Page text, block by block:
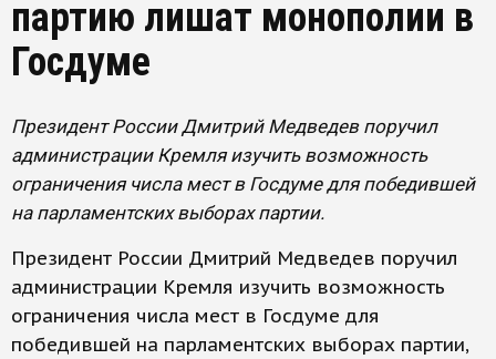
партию лишат монополии в
Госдуме
Президент России Дмитрий Медведев поручил
администрации Кремля изучить возможность
ограничения числа мест в Госдуме для победившей
на парламентских выборах партии.
Президент России Дмитрий Медведев поручил
администрации Кремля изучить возможность
ограничения числа мест в Госдуме для
победившей на парламентских выборах партии,